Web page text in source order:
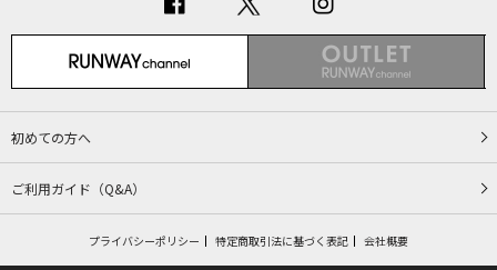
初めての方へ
ご利用ガイド（Q&A）
プライバシーポリシー 特定商取引法に基づく表記 会社概要